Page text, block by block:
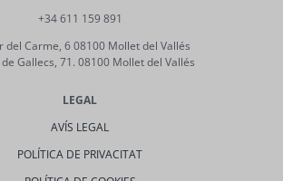
+34 611 159 891
del Carme, 6 08100 Mollet del Vallés
Gallecs, 71. 08100 Mollet del Vallés
LEGAL
AVÍS LEGAL
POLÍTICA DE PRIVACITAT